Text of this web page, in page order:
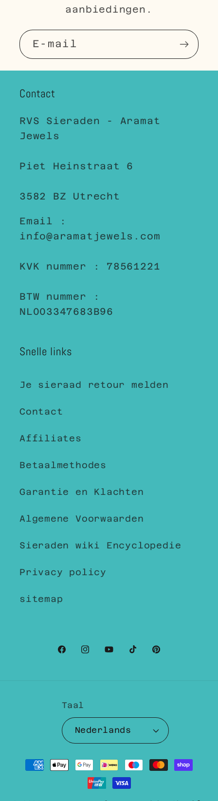
aanbiedingen.
E‑mail
Contact
RVS Sieraden - Aramat
Jewels
Piet Heinstraat 6
3582 BZ Utrecht
Email :
info@aramatjewels.com
KVK nummer : 78561221
BTW nummer :
NL003347683B96
Snelle links
Je sieraad retour melden
Contact
Affiliates
Betaalmethodes
Garantie en Klachten
Algemene Voorwaarden
Sieraden wiki Encyclopedie
Privacy policy
sitemap
Facebook
Instagram
YouTubeTikTokPinterest
Taal
Nederlands
Betaalmethoden